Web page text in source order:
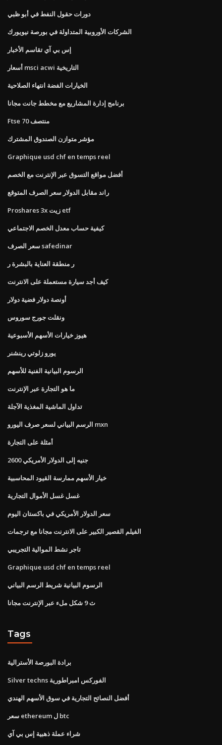
دورات حقول النفط في أبو ظبي
الشركات الأوروبية المتداولة في بورصة نيويورك
إس بي آي تقاسم الأخبار
أسعار msci acwi التاريخية
الخيارات الفضة انتهاء الصلاحية
برنامج إدارة المشاريع مع مخطط جانت مجانا
Ftse منتصف 70
مؤشر متوازن الصندوق المشترك
Graphique usd chf en temps reel
أفضل مواقع التسوق عبر الإنترنت مع الخصم
راند مقابل الدولار سعر الصرف المتوقع
Proshares 3x زيت etf
كيفية حساب معدل الخصم الاجتماعي
سعر الصرف safedinar
ر منطقة العناية بالبشرة ر
كيف أجد سيارة مستعملة على الانترنت
أونصة دولار فضية دولار
ونقلت جورج سوروس
هيوز خيارات الأسهم الأسبوعية
يورو زلوتي رينشنر
الرسوم البيانية الفنية للأسهم
ما هو التجارة عبر الإنترنت
تداول الماشية المغذية الآجلة
الرسم البياني لسعر صرف اليورو mxn
أمثلة على التجارة
2600 جنيه إلى الدولار الأمريكي
خيار الأسهم ممارسة القيود المحاسبية
غسل غسل الأموال التجارية
سعر الدولار الأمريكي في باكستان اليوم
الفيلم القصير الكبير على الانترنت مجانا مع ترجمات
تاجر نشط الموالية التجريبي
Graphique usd chf en temps reel
الرسوم البيانية شريط الرسم البياني
ث 9 شكل ملء عبر الإنترنت مجانا
Tags
برادة البورصة الأسترالية
Silver techns الفوركس امبراطورية
أفضل النصائح التجارية في سوق الأسهم الهندي
سعر ethereum ل btc
شراء عملة ذهبية إس بي آي